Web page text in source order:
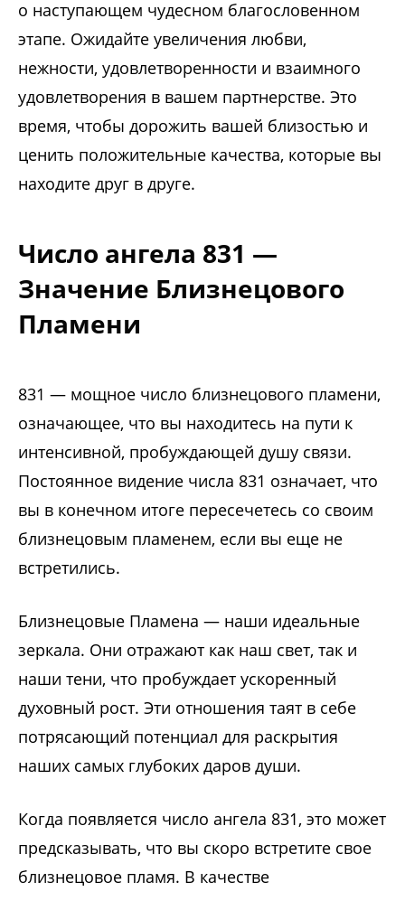
о наступающем чудесном благословенном
этапе. Ожидайте увеличения любви,
нежности, удовлетворенности и взаимного
удовлетворения в вашем партнерстве. Это
время, чтобы дорожить вашей близостью и
ценить положительные качества, которые вы
находите друг в друге.
Число ангела 831 —
Значение Близнецового
Пламени
831 — мощное число близнецового пламени,
означающее, что вы находитесь на пути к
интенсивной, пробуждающей душу связи.
Постоянное видение числа 831 означает, что
вы в конечном итоге пересечетесь со своим
близнецовым пламенем, если вы еще не
встретились.
Близнецовые Пламена — наши идеальные
зеркала. Они отражают как наш свет, так и
наши тени, что пробуждает ускоренный
духовный рост. Эти отношения таят в себе
потрясающий потенциал для раскрытия
наших самых глубоких даров души.
Когда появляется число ангела 831, это может
предсказывать, что вы скоро встретите свое
близнецовое пламя. В качестве